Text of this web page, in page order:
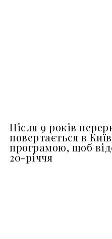
Після 9 років
повертається в
програмою, щоб
20-річчя